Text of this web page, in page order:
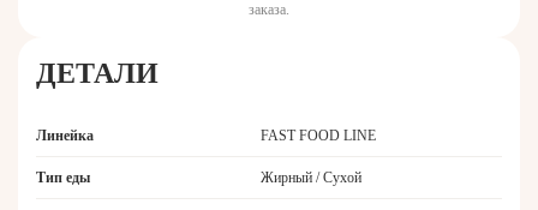
заказа.
ДЕТАЛИ
Линейка FAST FOOD LINE
Тип еды Жирный / Сухой